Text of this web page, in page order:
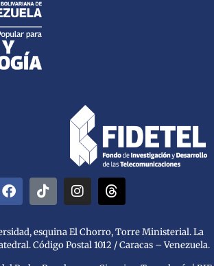
esquina El Chorro, Torre Ministerial. La
Código Postal 1012 / Caracas – Venezuela.